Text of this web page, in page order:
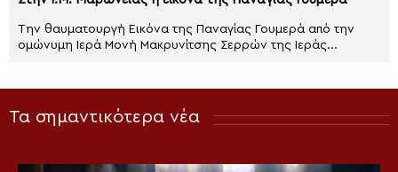
Την θαυματουργή Εικόνα της Παναγίας Γουμερά από την
ομώνυμη Ιερά Μονή Μακρυνίτσης Σερρών της Ιεράς...
Τα σημαντικότερα νέα